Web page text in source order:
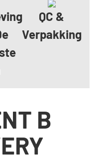
QC &
Verpakking
B